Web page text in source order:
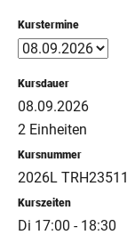
Kurstermine
Kursdauer
08.09.2026
2 Einheiten
Kursnummer
2026L TRH23511
Kurszeiten
Di 17:00 - 18:30